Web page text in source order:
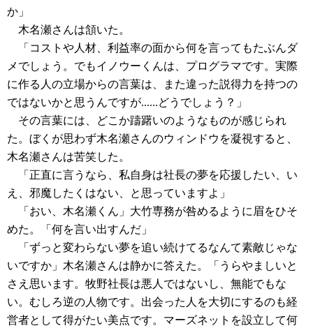
か」
木名瀬さんは頷いた。
「コストや人材、利益率の面から何を言ってもたぶんダ
メでしょう。でもイノウーくんは、プログラマです。実際
に作る人の立場からの言葉は、また違った説得力を持つの
ではないかと思うんですが......どうでしょう？」
その言葉には、どこか躊躇いのようなものが感じられ
た。ぼくが思わず木名瀬さんのウィンドウを凝視すると、
木名瀬さんは苦笑した。
「正直に言うなら、私自身は社長の夢を応援したい、い
え、邪魔したくはない、と思っていますよ」
「おい、木名瀬くん」大竹専務が咎めるように眉をひそ
めた。「何を言い出すんだ」
「ずっと変わらない夢を追い続けてるなんて素敵じゃな
いですか」木名瀬さんは静かに答えた。「うらやましいと
さえ思います。牧野社長は悪人ではないし、無能でもな
い。むしろ逆の人物です。出会った人を大切にするのも経
営者として得がたい美点です。マーズネットを設立して何